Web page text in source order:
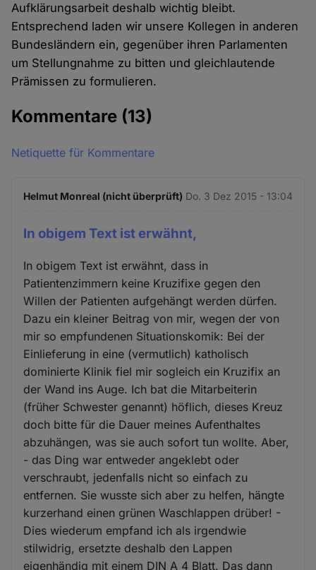
Aufklärungsarbeit deshalb wichtig bleibt.
Entsprechend laden wir unsere Kollegen in anderen
Bundesländern ein, gegenüber ihren Parlamenten
um Stellungnahme zu bitten und gleichlautende
Prämissen zu formulieren.
Kommentare (13)
Netiquette für Kommentare
Helmut Monreal (nicht überprüft) Do. 3 Dez 2015 - 13:04
In obigem Text ist erwähnt,
In obigem Text ist erwähnt, dass in
Patientenzimmern keine Kruzifixe gegen den
Willen der Patienten aufgehängt werden dürfen.
Dazu ein kleiner Beitrag von mir, wegen der von
mir so empfundenen Situationskomik: Bei der
Einlieferung in eine (vermutlich) katholisch
dominierte Klinik fiel mir sogleich ein Kruzifix an
der Wand ins Auge. Ich bat die Mitarbeiterin
(früher Schwester genannt) höflich, dieses Kreuz
doch bitte für die Dauer meines Aufenthaltes
abzuhängen, was sie auch sofort tun wollte. Aber,
- das Ding war entweder angeklebt oder
verschraubt, jedenfalls nicht so einfach zu
entfernen. Sie wusste sich aber zu helfen, hängte
kurzerhand einen grünen Waschlappen drüber! -
Dies wiederum empfand ich als irgendwie
stilwidrig, ersetzte deshalb den Lappen
eigenhändig mit einem DIN A 4 Blatt. Das dann